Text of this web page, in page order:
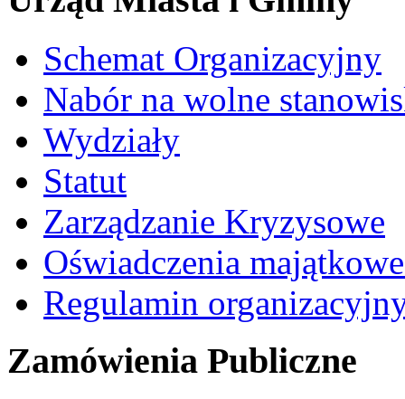
Schemat Organizacyjny
Nabór na wolne
Wydziały
Statut
Zarządzanie Kryzysowe
Oświadczenia
Regulamin
Zamówienia Publiczne